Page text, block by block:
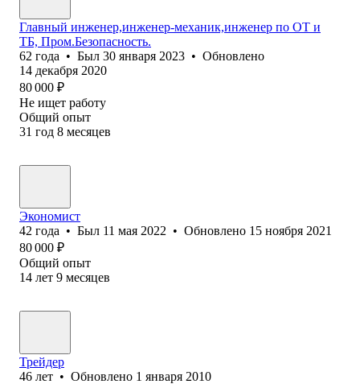
Главный инженер,инженер-механик,инженер по ОТ и
ТБ, Пром.Безопасность.
62 года • Был 30 января 2023 • Обновлено
14 декабря 2020
80 000 ₽
Не ищет работу
Общий опыт
31 год 8 месяцев
Экономист
42 года • Был 11 мая 2022 • Обновлено 15 ноября 2021
80 000 ₽
Общий опыт
14 лет 9 месяцев
Трейдер
46 лет • Обновлено 1 января 2010